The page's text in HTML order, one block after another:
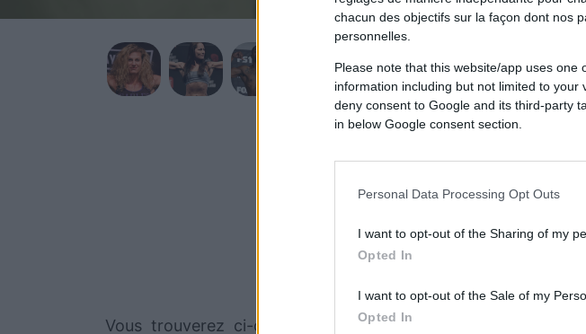
chacun des objectifs sur la façon dont nos
personnelles.
Please note that this website/app uses
information including but not limited to
deny consent to Google and its third-party
in below Google consent section.
Personal Data Processing Opt Outs
I want to opt-out of the Sharing of my
Opted In
I want to opt-out of the Sale of my
Opted In
Vous trouverez ci-dessous la liste des futurs combats